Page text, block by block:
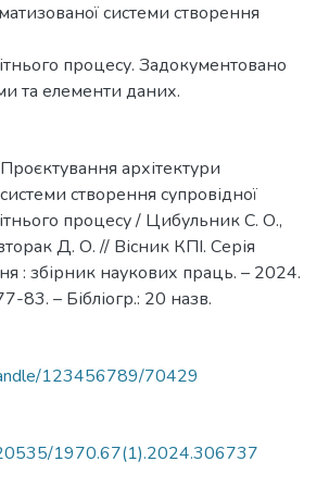
системи створення
процесу. Задокументовано
та елементи даних.
архітектури
створення супровідної
процесу / Цибульник С. О.,
Д. О. // Вісник КПІ. Серія
: збірник наукових праць. – 2024.
83. – Бібліогр.: 20 назв.
123456789/70429
1970.67(1).2024.306737